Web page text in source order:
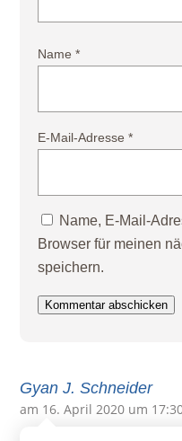
Gyan J. Schneider
am 16. April 2020 um
Name*
E-Mail-Adresse*
Name, E-Mail-
Browser für meinen
speichern.
Kommentar abschicken